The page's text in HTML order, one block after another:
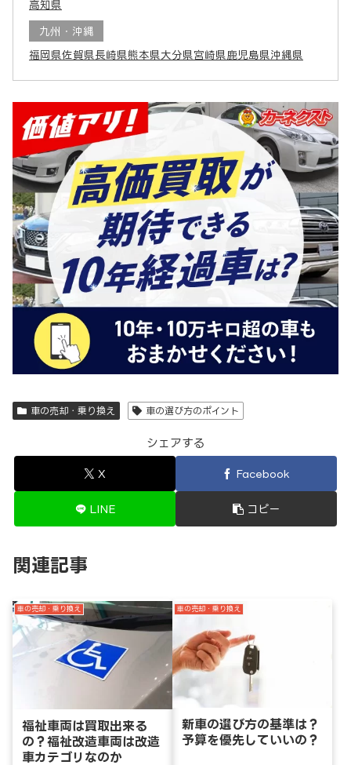
高知県
九州・沖縄
福岡県佐賀県長崎県熊本県大分県宮崎県鹿児島県沖縄県
車の売却・乗り換え 車の選び方のポイント
シェアする
X Facebook
LINE コピー
関連記事
車の売却・乗り換え
福祉車両は買取出来る
の？福祉改造車両は改造
車カテゴリなのか
車の売却・乗り換え
新車の選び方の基準は？
予算を優先していいの？